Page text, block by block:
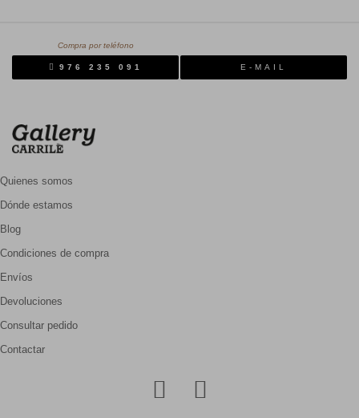
Compra por teléfono
976 235 091 E-MAIL
Quienes somos
Dónde estamos
Blog
Condiciones de compra
Envíos
Devoluciones
Consultar pedido
Contactar